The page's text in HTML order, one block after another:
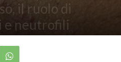
il ruolo di
e neutrofili